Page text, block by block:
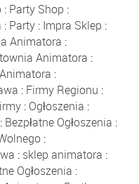
: Party Shop :
: Party : Impra Sklep :
Animatora :
Animatora :
:
: Firmy Regionu :
: Ogłoszenia :
: Bezpłatne Ogłoszenia :
:
: sklep animatora :
Ogłoszenia :